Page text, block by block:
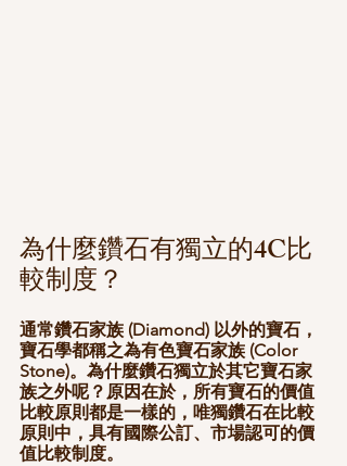
為什麼鑽石有獨立的4C比
較制度？
通常鑽石家族 (Diamond) 以外的寶石，
寶石學都稱之為有色寶石家族 (Color
Stone)。為什麼鑽石獨立於其它寶石家
族之外呢？原因在於，所有寶石的價值
比較原則都是一樣的，唯獨鑽石在比較
原則中，具有國際公訂、市場認可的價
值比較制度。